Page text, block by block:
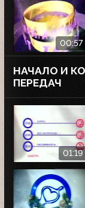
00:57
НАЧАЛО И
ПЕРЕДАЧ
01:19